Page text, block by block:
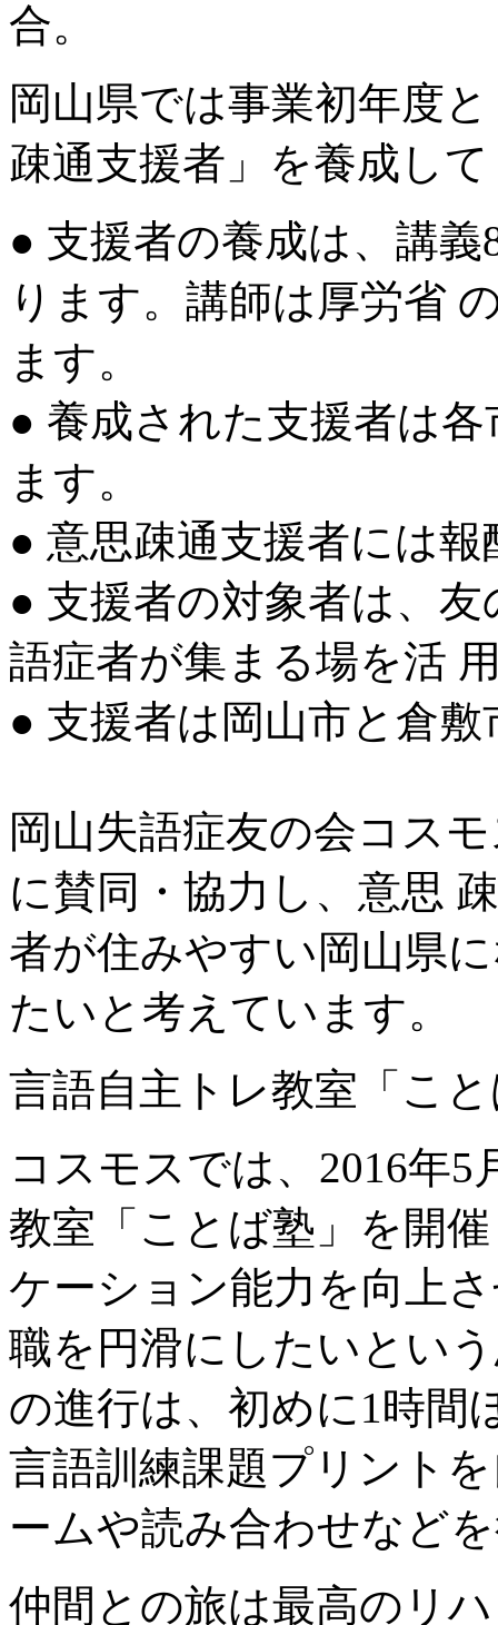
合。
岡山県では事業初年度
疎通支援者」を養成し
● 支援者の養成は、講
ります。講師は厚労省
ます。
● 養成された支援者は
ます。
● 意思疎通支援者には
● 支援者の対象者は、
語症者が集まる場を活
● 支援者は岡山市と倉
岡山失語症友の会コス
に賛同・協力し、意思
者が住みやすい岡山県
たいと考えています。
言語自主トレ教室「こ
コスモスでは、2016年
教室「ことば塾」を開
ケーション能力を向上
職を円滑にしたいとい
の進行は、初めに1時間
言語訓練課題プリント
ームや読み合わせなど
仲間との旅は最高のリ